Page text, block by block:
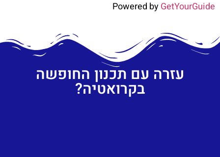
Powered byGetYourGuide
עזרה עם תכנון החופשה
בקרואטיה?